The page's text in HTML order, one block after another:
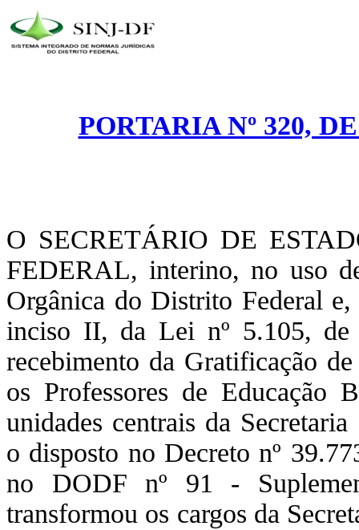
PORTARIA Nº 320,
O SECRETÁRIO DE
FEDERAL, interino, no uso
Orgânica do Distrito Federal
inciso II, da Lei nº 5.105,
recebimento da Gratificação
os Professores de Educação
unidades centrais da
o disposto no Decreto nº
no DODF nº 91 -
transformou os cargos da